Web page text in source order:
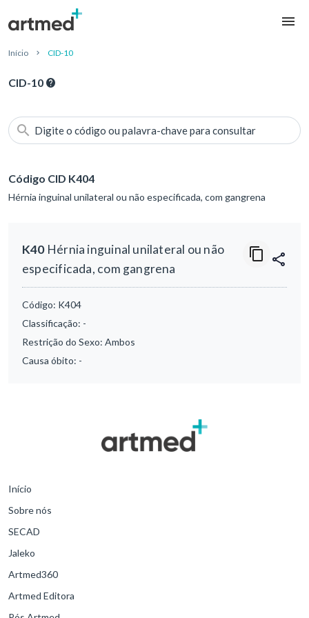
Início CID-10
CID-10
Digite o código ou palavra-chave para consultar
Código CID K404
Hérnia inguinal unilateral ou não especificada, com gangrena
K40Hérnia inguinal unilateral ou não
especificada, com gangrena
Código: K404
Classificação: -
Restrição do Sexo: Ambos
Causa óbito: -
Início
Sobre nós
SECAD
Jaleko
Artmed360
Artmed Editora